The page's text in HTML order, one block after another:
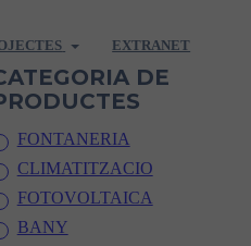
EXTRANET
DE
FONTANERIA
CLIMATITZACIO
FOTOVOLTAICA
BANY